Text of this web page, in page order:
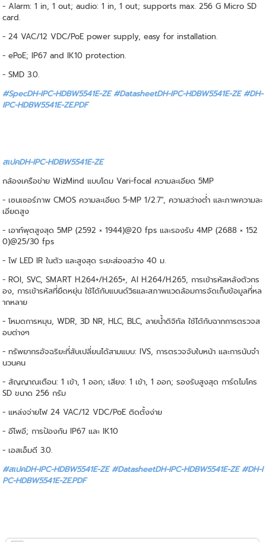
- Alarm: 1 in, 1 out; audio: 1 in, 1 out; supports max. 256 G Micro SD
card.
- 24 VAC/12 VDC/PoE power supply, easy for installation.
- ePoE; IP67 and IK10 protection.
- SMD 3.0.
#SpecDH-IPC-HDBW5541E-ZE #DatasheetDH-IPC-HDBW5541E-ZE#DH-
IPC-HDBW5541E-ZE.PDF
สเปคDH-IPC-HDBW5541E-ZE
กล้องเครือข่าย WizMind แบบโดม Vari-focal ความละเอียด 5MP
- เซนเซอร์ภาพ CMOS ความละเอียด 5-MP 1/2.7", ความสว่างต่ำ และภาพความละ
เอียดสูง
- เอาท์พุตสูงสุด 5MP (2592 × 1944)@20 fps และรองรับ 4MP (2688 × 152
0)@25/30 fps
- ไฟ LED IR ในตัว และสูงสุด ระยะส่องสว่าง 40 ม.
- ROI, SVC, SMART H.264+/H.265+, AI H.264/H.265, การเข้ารหัสหลังตัวกร
อง, การเข้ารหัสที่ยืดหยุ่น ใช้ได้กับแบนด์วิธและสภาพแวดล้อมการจัดเก็บข้อมูลที่หล
ากหลาย
- โหมดการหมุน, WDR, 3D NR, HLC, BLC, ลายน้ำดิจิทัล ใช้ได้กับฉากการตรวจส
อบต่างๆ
- ทรัพยากรอัจฉริยะที่สับเปลี่ยนได้สามแบบ: IVS, การตรวจจับใบหน้า และการนับจำ
นวนคน
- สัญญาณเตือน: 1 เข้า, 1 ออก; เสียง: 1 เข้า, 1 ออก; รองรับสูงสุด การ์ดไมโคร
SD ขนาด 256 กรัม
- แหล่งจ่ายไฟ 24 VAC/12 VDC/PoE ติดตั้งง่าย
- อีโพอี; การป้องกัน IP67 และ IK10
- เอสเอ็มดี 3.0.
#สเปคDH-IPC-HDBW5541E-ZE #DatasheetDH-IPC-HDBW5541E-ZE#DH-I
PC-HDBW5541E-ZE.PDF